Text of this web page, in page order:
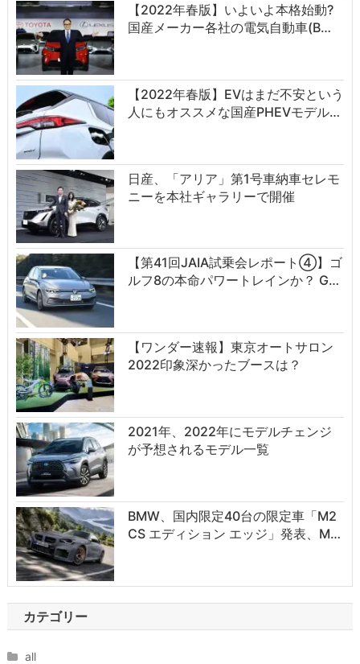
【2022年春版】いよいよ本格始動?
国産メーカー各社の電気自動車(B…
【2022年春版】EVはまだ不安という
人にもオススメな国産PHEVモデル…
日産、「アリア」第1号車納車セレモ
ニーを本社ギャラリーで開催
【第41回JAIA試乗会レポート④】ゴ
ルフ8の本命パワートレインか？ G…
【ワンダー速報】東京オートサロン
2022印象深かったブースは？
2021年、2022年にモデルチェンジ
が予想されるモデル一覧
BMW、国内限定40台の限定車「M2
CS エディション エッジ」発表、M…
カテゴリー
all